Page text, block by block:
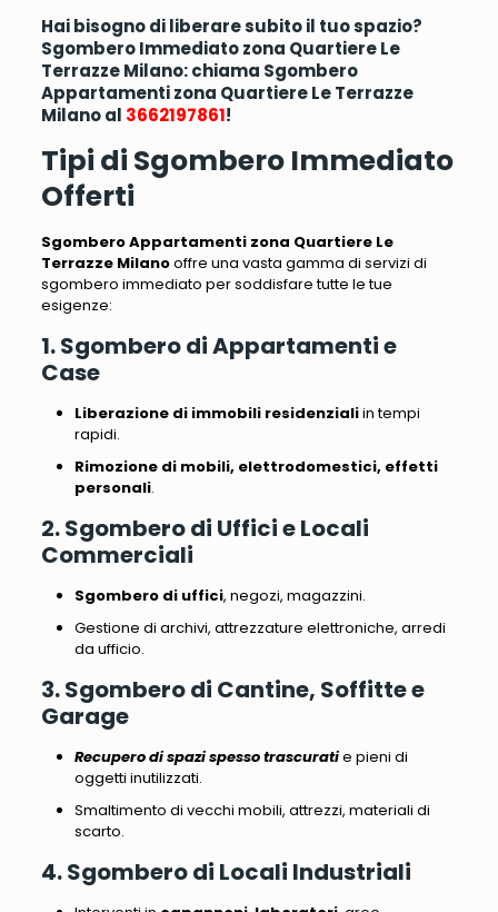
Hai bisogno di liberare subito il tuo spazio?
Sgombero Immediato zona Quartiere Le
Terrazze Milano: chiama Sgombero
Appartamenti zona Quartiere Le Terrazze
Milano al 3662197861!
Tipi di Sgombero Immediato
Offerti
Sgombero Appartamenti zona Quartiere Le
Terrazze Milanooffre una vasta gamma di servizi di
sgombero immediato per soddisfare tutte le tue
esigenze:
1. Sgombero di Appartamenti e
Case
Liberazione di immobili residenzialiin tempi
rapidi.
Rimozione di mobili, elettrodomestici, effetti
personali.
2. Sgombero di Uffici e Locali
Commerciali
Sgombero di uffici, negozi, magazzini.
Gestione di archivi, attrezzature elettroniche, arredi
da ufficio.
3. Sgombero di Cantine, Soffitte e
Garage
Recupero di spazi spesso trascuratie pieni di
oggetti inutilizzati.
Smaltimento di vecchi mobili, attrezzi, materiali di
scarto.
4. Sgombero di Locali Industriali